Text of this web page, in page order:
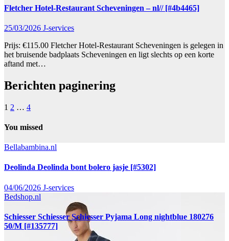
Fletcher Hotel-Restaurant Scheveningen – nl// [#4b4465]
25/03/2026 J-services
Prijs: €115.00 Fletcher Hotel-Restaurant Scheveningen is gelegen in
het bruisende badplaats Scheveningen en ligt slechts op een korte
aftand met…
Berichten paginering
1 2 … 4
You missed
Bellabambina.nl
Deolinda Deolinda bont bolero jasje [#5302]
04/06/2026 J-services
Bedshop.nl
Schiesser Schiesser Schiesser Pyjama Long nightblue 180276
50/M [#135777]